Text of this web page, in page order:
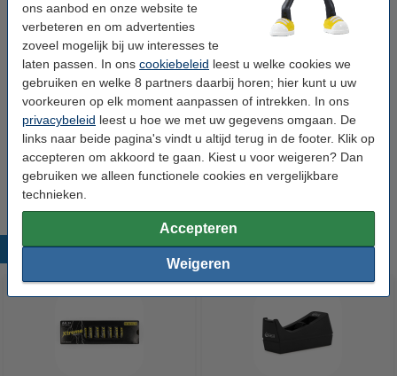
ons aanbod en onze website te
verbeteren en om advertenties
zoveel mogelijk bij uw interesses te
laten passen. In ons cookiebeleid leest u welke cookies we
gebruiken en welke 8 partners daarbij horen; hier kunt u uw
voorkeuren op elk moment aanpassen of intrekken. In ons
privacybeleid leest u hoe we met uw gegevens omgaan. De
links naar beide pagina's vindt u altijd terug in de footer. Klik op
accepteren om akkoord te gaan. Kiest u voor weigeren? Dan
gebruiken we alleen functionele cookies en vergelijkbare
technieken.
Accepteren
Weigeren
Aanbieding: 16x 123inkt standaard plakband 19
mm x 33 m
€ 13,95
Tip: plakbandhouder meebestellen
123inkt plakbandhouder zwart
Populaire producten